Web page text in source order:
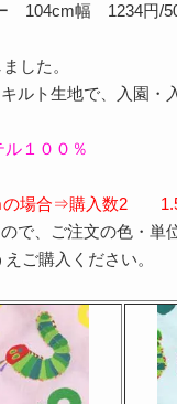
104cm幅 1234円/
した。
ト生地で、入園・
１００％
の場合⇒購入数2
で、ご注文の色・単
ご購入ください。